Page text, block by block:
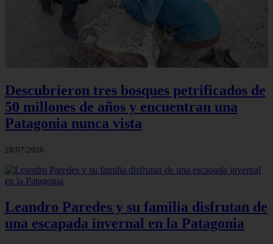
Descubrieron tres bosques petrificados de
50 millones de años y encuentran una
Patagonia nunca vista
28/07/2026
Leandro Paredes y su familia disfrutan de
una escapada invernal en la Patagonia